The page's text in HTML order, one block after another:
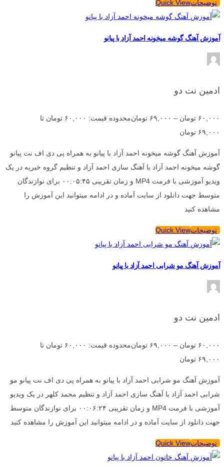
توضیحاتQuick View
آموزش آهنگ گوشه میخونه احمد آزاد با پیانو
ادمین نت دو
۶۰,۰۰۰ تومان – ۶۹,۰۰۰ تومان
محدوده قیمت: ۶۰,۰۰۰ تومان تا
۶۹,۰۰۰ تومان
آموزش آهنگ گوشه میخونه احمد آزاد با پیانو به همراه پی دی اف نت پیانو
گوشه میخونه احمد آزاد با آهنگ سازی احمد آزاد و تنظیم گروه خیریه در یک
ویدیو آموزشی با فرمت MP4 و زمان تقریبی ۰۰:۰۵:۴۵ برای نوازندگان
متوسط جهت دانلود از سایت آماده و در ادامه میتوانید این آموزش را
مشاهده کنید
توضیحاتQuick View
آموزش آهنگ مو شرابی احمد آزاد با پیانو
ادمین نت دو
۶۰,۰۰۰ تومان – ۶۹,۰۰۰ تومان
محدوده قیمت: ۶۰,۰۰۰ تومان تا
۶۹,۰۰۰ تومان
آموزش آهنگ مو شرابی احمد آزاد با پیانو به همراه پی دی اف نت پیانو مو
شرابی احمد آزاد با آهنگ سازی احمد آزاد و تنظیم محمد کلهر در یک ویدیو
آموزشی با فرمت MP4 و زمان تقریبی ۰۰:۰۶:۲۴ برای نوازندگان متوسط
جهت دانلود از سایت آماده و در ادامه میتوانید این آموزش را مشاهده کنید
توضیحاتQuick View